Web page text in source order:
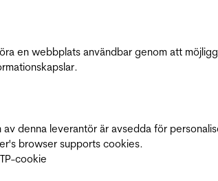
en webbplats användbar genom att
av denna leverantör är avsedda för
browser supports cookies.
cookie